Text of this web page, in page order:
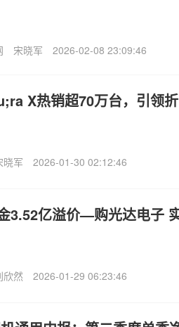
宋晓军 2026-02-08 23:09:46
X热销超70万台，引领
晓军 2026-01-30 02:12:46
3.52亿溢价—购光达电子
欣然 2026-01-29 06:23:46